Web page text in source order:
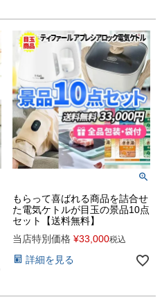
もらって喜ばれる商品を詰合せ
た電気ケトルが目玉の景品10点
セット【送料無料】
当店特別価格 ¥33,000税込
詳細を見る